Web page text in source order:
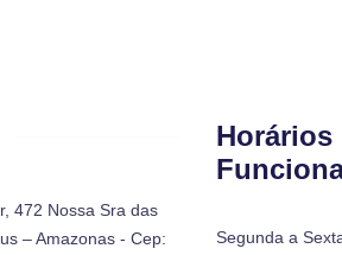
472 Nossa Sra das
– Amazonas - Cep:
Horários
Segunda a